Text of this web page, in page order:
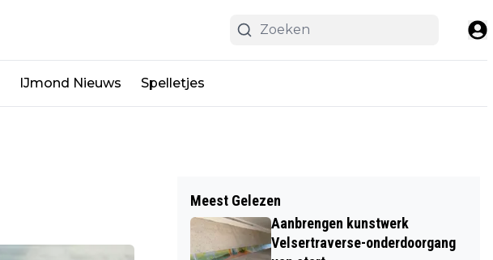
IJmond Nieuws Spelletjes
Meest Gelezen
Aanbrengen kunstwerk
Velsertraverse-onderdoorgang